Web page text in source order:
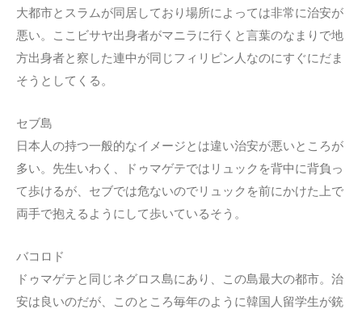
大都市とスラムが同居しており場所によっては非常に治安が
悪い。ここビサヤ出身者がマニラに行くと言葉のなまりで地
方出身者と察した連中が同じフィリピン人なのにすぐにだま
そうとしてくる。
セブ島
日本人の持つ一般的なイメージとは違い治安が悪いところが
多い。先生いわく、ドゥマゲテではリュックを背中に背負っ
て歩けるが、セブでは危ないのでリュックを前にかけた上で
両手で抱えるようにして歩いているそう。
バコロド
ドゥマゲテと同じネグロス島にあり、この島最大の都市。治
安は良いのだが、このところ毎年のように韓国人留学生が銃